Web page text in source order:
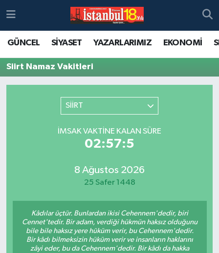
GÜNCEL SİYASET YAZARLARIMIZ EKONOMİ
Siirt Namaz Vakitleri
SİİRT
İMSAK VAKTINE KALAN SÜRE
02:57:5
8 Ağustos 2026
25 Safer 1448
Kâdılar üçtür. Bunlardan ikisi Cehennem'dedir, biri
Cennet'tedir. Bir adam, verdiği hükmün haksız olduğunu
bile bile haksız yere hüküm verir, bu Cehennem'dedir.
Bir kâdı bilmeksizin hüküm verir ve insanların haklarını
zâyi eder, bu da Cehennem'dedir. Bir kâdı da hakka